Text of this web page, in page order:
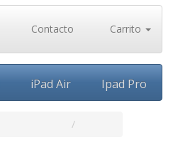
Contacto Carrito
iPad Air Ipad Pro